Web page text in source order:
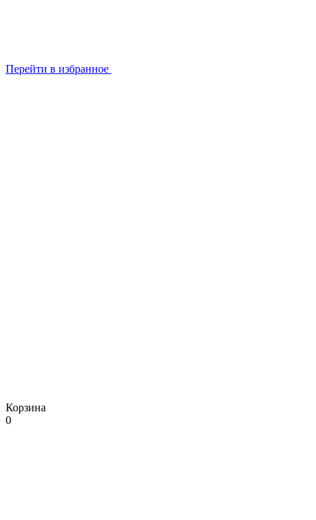
Перейти в избранное
Корзина
0